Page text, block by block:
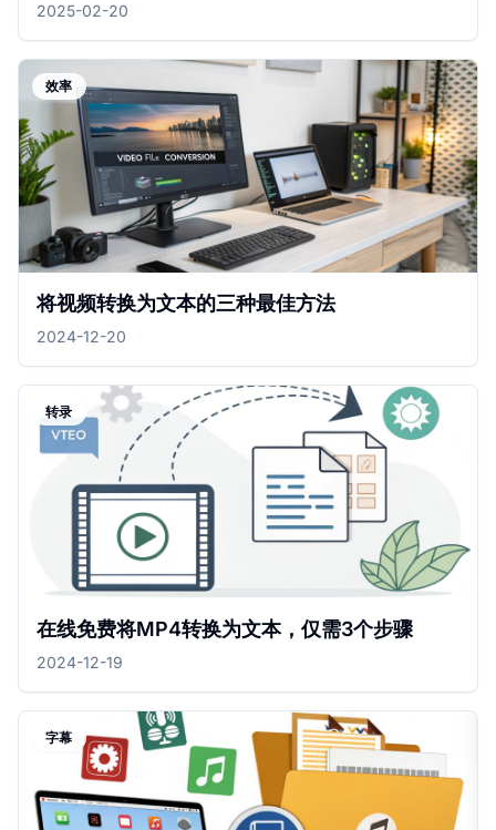
2025-02-20
效率
将视频转换为文本的三种最佳方法
2024-12-20
转录
在线免费将MP4转换为文本，仅需3个步骤
2024-12-19
字幕